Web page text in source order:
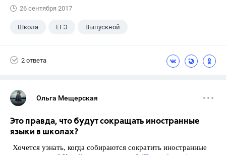
26 сентября 2017
Школа ЕГЭ Выпускной
2 ответа
Ольга Мещерская
Это правда, что будут сокращать иностранные
языки в школах?
Хочется узнать, когда собираются сократить иностранные